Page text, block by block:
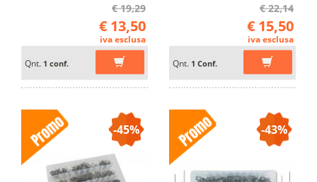
€ 19,29
€ 13,50
iva esclusa
Qnt. 1 conf.
€ 22,14
€ 15,50
iva esclusa
Qnt. 1 Conf.
-45% -43%